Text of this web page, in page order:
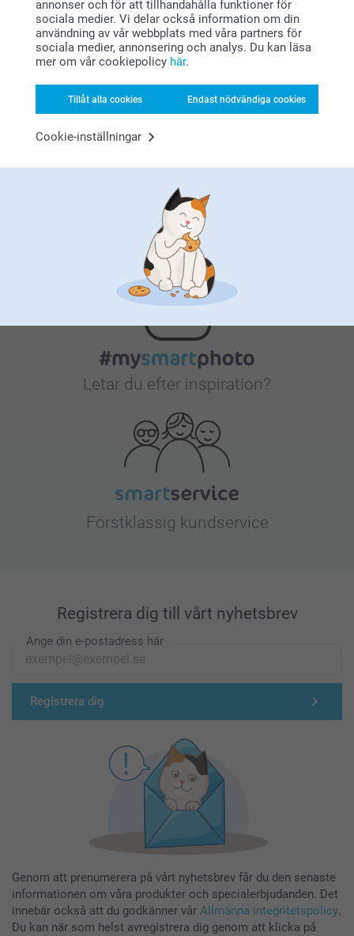
annonser och för att tillhandahålla funktioner för
sociala medier. Vi delar också information om din
användning av vår webbplats med våra partners för
sociala medier, annonsering och analys. Du kan läsa
mer om vår cookiepolicy här.
Tillåt alla cookies Endast nödvändiga cookies
Cookie-inställningar
Nöjd kundgaranti
Bonus på alla dina köp
Letar du efter inspiration?
Förstklassig kundservice
Registrera dig till vårt nyhetsbrev
Ange din e-postadress här
Registrera dig
Genom att prenumerera på vårt nyhetsbrev får du den senaste
informationen om våra produkter och specialerbjudanden. Det
innebär också att du godkänner vår Allmänna integritetspolicy.
Du kan när som helst avregistrera dig genom att klicka på